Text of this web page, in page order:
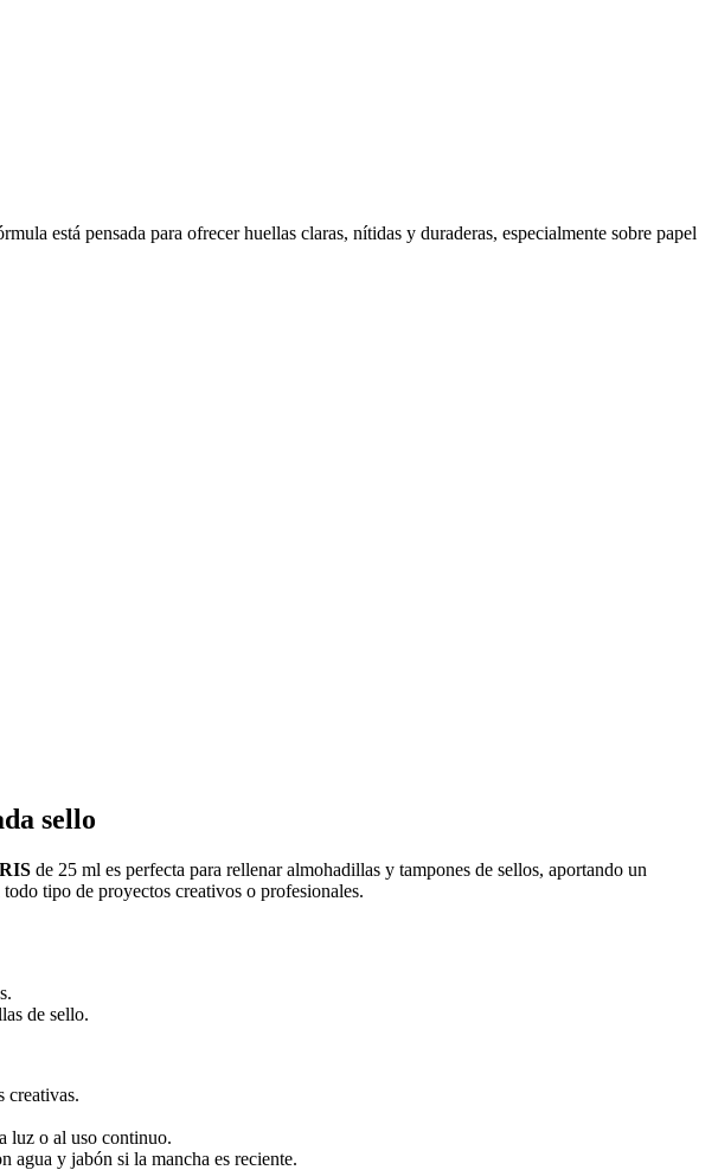
está pensada para ofrecer huellas claras, nítidas y duraderas, especialmente sobre papel
sello
de 25 ml es perfecta para rellenar almohadillas y tampones de sellos, aportando un
tipo de proyectos creativos o profesionales.
de sello.
creativas.
luz o al uso continuo.
agua y jabón si la mancha es reciente.